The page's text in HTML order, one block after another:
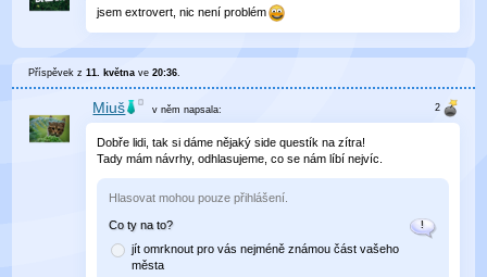
jsem extrovert, nic není problém
Příspěvek z11. května ve20:36.
Miuš v němnapsala:
Dobře lidi, tak si dáme nějaký side questík na zítra!
Tady mám návrhy, odhlasujeme, co se nám líbí nejvíc.
Hlasovat mohou pouze přihlášení.
Co ty na to?
jít omrknout pro vás nejméně známou část vašeho
města